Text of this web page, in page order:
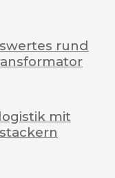
rund
mit